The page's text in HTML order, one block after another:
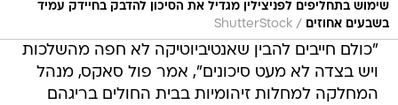
שימוש בתחליפים לפניצילין מגדיל את הסיכון להדבק בחיידק עמיד
בשבעים אחוזים
/
ShutterStock
"כולם חייבים להבין שאנטיביוטיקה לא חפה מהשלכות
ויש בצדה לא מעט סיכונים", אמר פול סאקס, מנהל
המחלקה למחלות זיהומיות בבית החולים בריגהם